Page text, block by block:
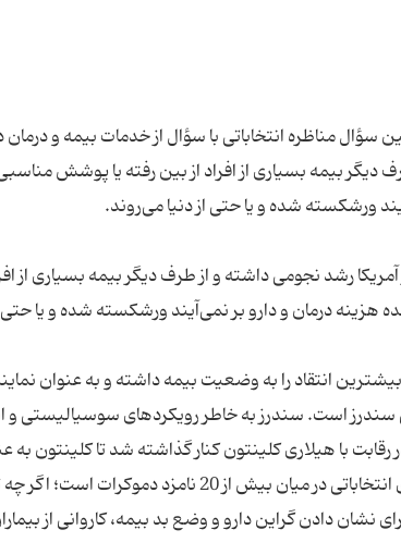
سؤال مناظره انتخاباتی با سؤال از خدمات بیمه و
دیگر بیمه بسیاری از افراد از بین رفته یا پوشش
رشد نجومی داشته و از طرف دیگر بیمه بسیاری از
بیشترین انتقاد را به وضعیت بیمه داشته و به عنوان
سندرز است. سندرز به خاطر رویکردهای سوسیالیستی و
رقابت با هیلاری کلینتون کنار گذاشته شد تا کلینتون
مطرح‌ترین چهره‌های انتخاباتی در میان بیش
نشان دادن گراین دارو و وضع بد بیمه، کاروانی از بیماران